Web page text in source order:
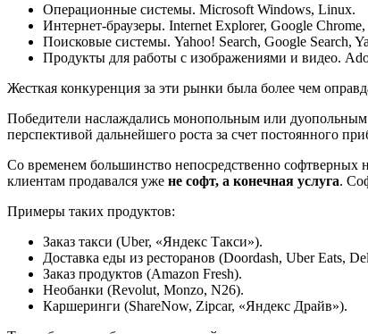
Операционные системы. Microsoft Windows, Linux.
Интернет-браузеры. Internet Explorer, Google
Поисковые системы. Yahoo! Search, Google Search,
Продукты для работы с изображениями и видео.
Жесткая конкуренция за эти рынки была более чем
Победители наслаждались монопольным или
перспективой дальнейшего роста за счет постоянного
Со временем большинство непосредственно
клиентам продавался уже не софт, а конечная услуга.
Примеры таких продуктов:
Заказ такси (Uber, «Яндекс Такси»).
Доставка еды из ресторанов (Doordash, Uber Eats,
Заказ продуктов (Amazon Fresh).
Необанки (Revolut, Monzo, N26).
Каршеринги (ShareNow, Zipcar, «Яндекс Драйв»).